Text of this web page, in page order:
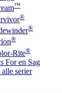
™
®
®
®
Rite®
For en Sag
alle serier